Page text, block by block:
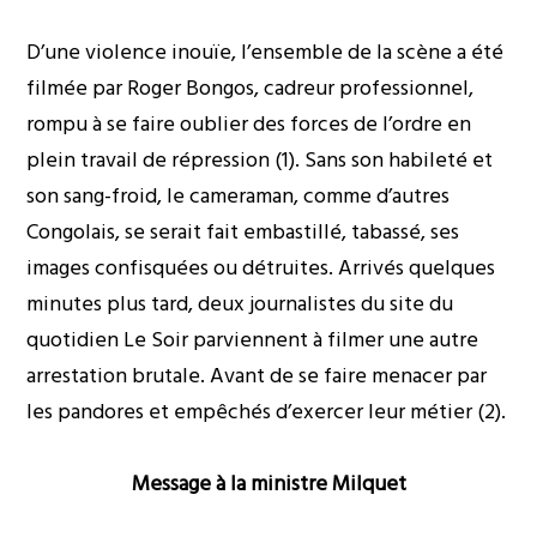
D’une violence inouïe, l’ensemble de la scène a été
filmée par Roger Bongos, cadreur professionnel,
rompu à se faire oublier des forces de l’ordre en
plein travail de répression (1). Sans son habileté et
son sang-froid, le cameraman, comme d’autres
Congolais, se serait fait embastillé, tabassé, ses
images confisquées ou détruites. Arrivés quelques
minutes plus tard, deux journalistes du site du
quotidien Le Soir parviennent à filmer une autre
arrestation brutale. Avant de se faire menacer par
les pandores et empêchés d’exercer leur métier (2).
Message à la ministre Milquet